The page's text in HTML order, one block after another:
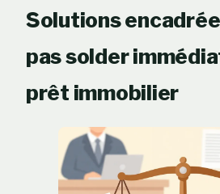
Solutions
pas solder
prêt immobilier